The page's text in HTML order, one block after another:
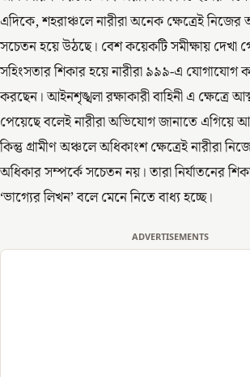
এদিকে, শহরাঞ্চলে নারীরা অনেক ক্ষেত্রেই নিজের
সচেতন হয়ে উঠছে। বেশ কয়েকটি সমীক্ষায় দেখা
সহিংসতার শিকার হয়ে নারীরা ৯৯৯-এ
করছেন। আইনশৃঙ্খলা রক্ষাকারী বাহিনী এ ক্ষেত্রে
পেয়েছে বলেই নারীরা অভিযোগ জানাতে এগিয়ে
কিন্তু গ্রামীণ অঞ্চলে অধিকাংশ ক্ষেত্রেই নারীরা
অধিকার সম্পর্কে সচেতন নয়। তারা নির্যাতনের
‘ভাগ্যের লিখন’ বলে মেনে নিতে বাধ্য হচ্ছে।
ADVERTISEMENTS